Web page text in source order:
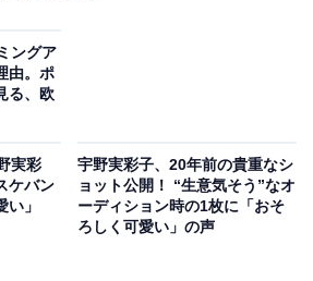
ングア
由。ポ
る、欧
実彩
ケバン
」
宇野実彩子、20年前の貴重なシ
ョット公開！ “生意気そう”なオ
ーディション時の1枚に「おそ
ろしく可愛い」の声